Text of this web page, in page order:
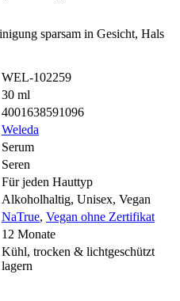
sparsam in Gesicht, Hals
WEL-102259
30 ml
4001638591096
Weleda
Serum
Seren
Für jeden Hauttyp
Alkoholhaltig, Unisex, Vegan
NaTrue, Vegan ohne Zertifikat
12 Monate
Kühl, trocken & lichtgeschützt
lagern